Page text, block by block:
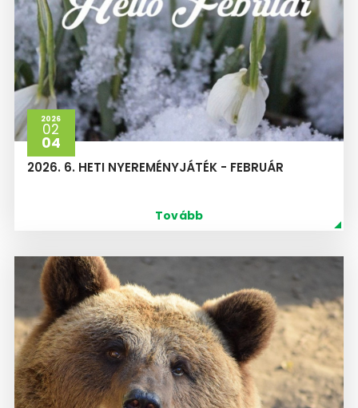
2026
02
04
2026. 6. HETI NYEREMÉNYJÁTÉK - FEBRUÁR
Tovább